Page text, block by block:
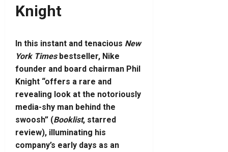
Knight
In this instant and tenacious New
York Timesbestseller, Nike
founder and board chairman Phil
Knight “offers a rare and
revealing look at the notoriously
media-shy man behind the
swoosh” (Booklist, starred
review), illuminating his
company’s early days as an